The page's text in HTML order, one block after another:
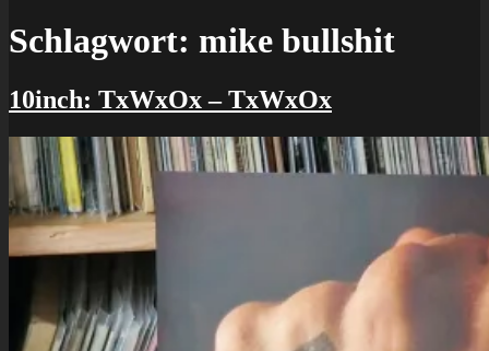
Schlagwort: mike bullshit
10inch: TxWxOx – TxWxOx